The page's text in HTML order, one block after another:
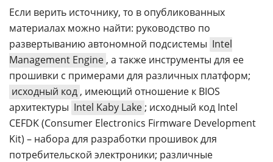
Если верить источнику, то в опубликованных
материалах можно найти: руководство по
развертыванию автономной подсистемы Intel
Management Engine , а также инструменты для ее
прошивки с примерами для различных платформ;
исходный код , имеющий отношение к BIOS
архитектуры Intel Kaby Lake ; исходный код Intel
CEFDK (Consumer Electronics Firmware Development
Kit) – набора для разработки прошивок для
потребительской электроники; различные